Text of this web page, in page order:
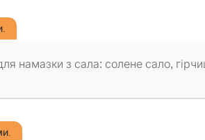
для намазки з сала: солене сало,